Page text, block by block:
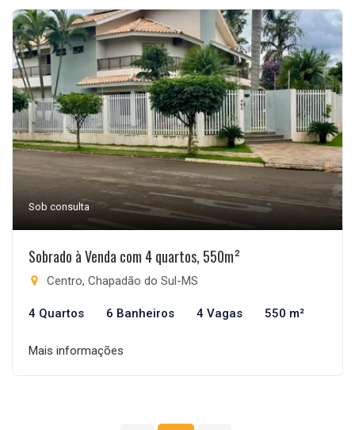
Sob consulta
Sobrado à Venda com 4 quartos, 550m²
Centro, Chapadão do Sul-MS
4 Quartos 6 Banheiros 4 Vagas 550 m²
Mais informações